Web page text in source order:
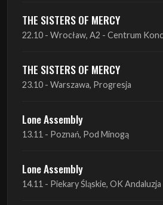
THE SISTERS OF MERCY
22.10 - Wrocław, A2 - Centrum
THE SISTERS OF MERCY
23.10 - Warszawa, Progresja
Lone Assembly
13.11 - Poznań, Pod Minogą
Lone Assembly
14.11 - Piekary Śląskie, OK Andaluzja